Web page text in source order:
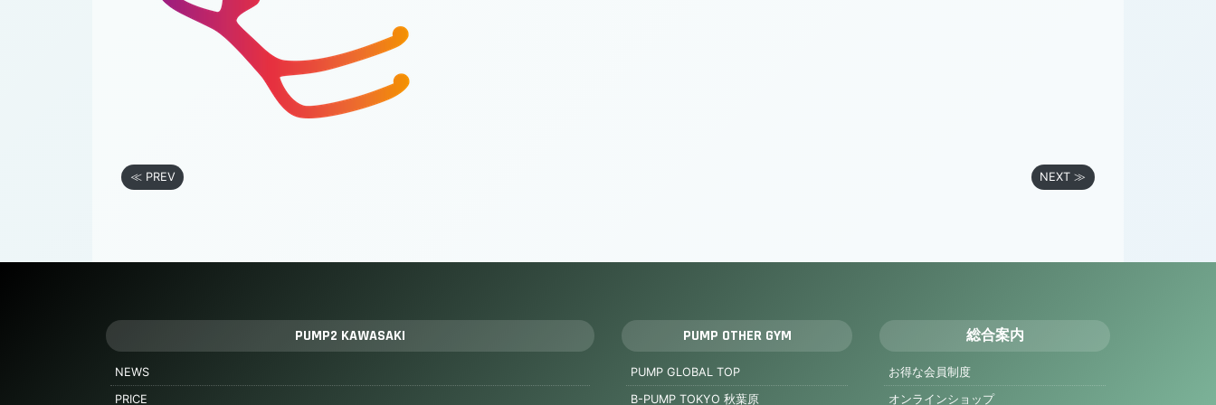
≪ PREV NEXT ≫
PUMP2 KAWASAKI
NEWS
PRICE
PUMP OTHER GYM
PUMP GLOBAL TOP
B-PUMP TOKYO 秋葉原
総合案内
お得な会員制度
オンラインショップ